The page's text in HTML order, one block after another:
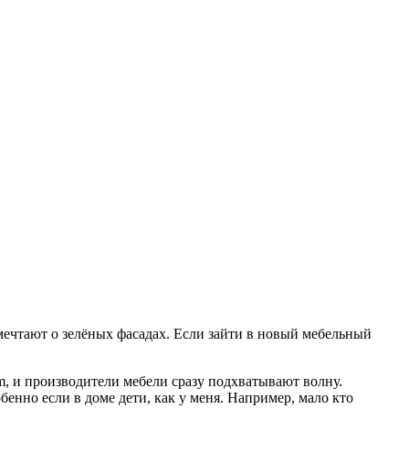
о зелёных фасадах. Если зайти в новый мебельный
и производители мебели сразу подхватывают волну.
если в доме дети, как у меня. Например, мало кто